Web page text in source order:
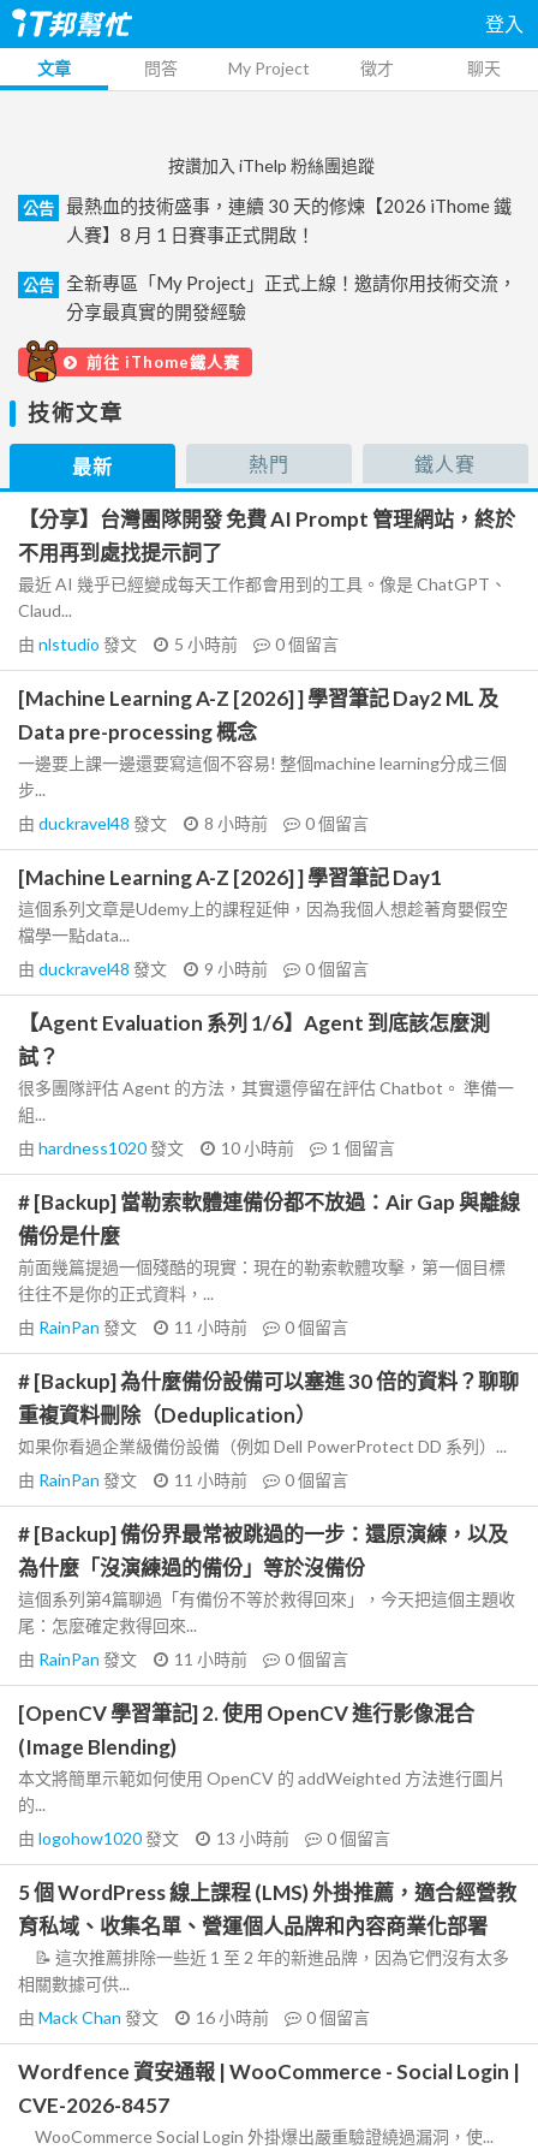
登入
文章 問答 My Project 徵才 聊天
按讚加入 iThelp 粉絲團追蹤
公告
最熱血的技術盛事，連續 30 天的修煉【2026 iThome 鐵
人賽】8 月 1 日賽事正式開啟！
公告
全新專區「My Project」正式上線！邀請你用技術交流，
分享最真實的開發經驗
前往 iThome鐵人賽
技術文章
最新 熱門 鐵人賽
【分享】台灣團隊開發 免費 AI Prompt 管理網站，終於
不用再到處找提示詞了
最近 AI 幾乎已經變成每天工作都會用到的工具。像是 ChatGPT、
Claud...
由 nlstudio 發文 5 小時前 0個留言
[Machine Learning A-Z [2026] ] 學習筆記 Day2 ML 及
Data pre-processing 概念
一邊要上課一邊還要寫這個不容易! 整個machine learning分成三個
步...
由 duckravel48 發文 8 小時前 0個留言
[Machine Learning A-Z [2026] ] 學習筆記 Day1
這個系列文章是Udemy上的課程延伸，因為我個人想趁著育嬰假空
檔學一點data...
由 duckravel48 發文 9 小時前 0個留言
【Agent Evaluation 系列 1/6】Agent 到底該怎麼測
試？
很多團隊評估 Agent 的方法，其實還停留在評估 Chatbot。 準備一
組...
由 hardness1020發文 10 小時前 1 個留言
# [Backup] 當勒索軟體連備份都不放過：Air Gap 與離線
備份是什麼
前面幾篇提過一個殘酷的現實：現在的勒索軟體攻擊，第一個目標
往往不是你的正式資料，...
由 RainPan 發文 11 小時前 0個留言
# [Backup] 為什麼備份設備可以塞進 30 倍的資料？聊聊
重複資料刪除（Deduplication）
如果你看過企業級備份設備（例如 Dell PowerProtect DD 系列）...
由 RainPan 發文 11 小時前 0個留言
# [Backup] 備份界最常被跳過的一步：還原演練，以及
為什麼「沒演練過的備份」等於沒備份
這個系列第4篇聊過「有備份不等於救得回來」，今天把這個主題收
尾：怎麼確定救得回來...
由 RainPan 發文 11 小時前 0個留言
[OpenCV 學習筆記] 2. 使用 OpenCV 進行影像混合
(Image Blending)
本文將簡單示範如何使用 OpenCV 的 addWeighted 方法進行圖片
的...
由 logohow1020發文 13 小時前 0個留言
5 個 WordPress 線上課程 (LMS) 外掛推薦，適合經營教
育私域、收集名單、營運個人品牌和內容商業化部署
📝 這次推薦排除一些近 1 至 2 年的新進品牌，因為它們沒有太多
相關數據可供...
由 Mack Chan 發文 16 小時前 0個留言
Wordfence 資安通報 | WooCommerce - Social Login |
CVE-2026-8457
WooCommerce Social Login 外掛爆出嚴重驗證繞過漏洞，使...